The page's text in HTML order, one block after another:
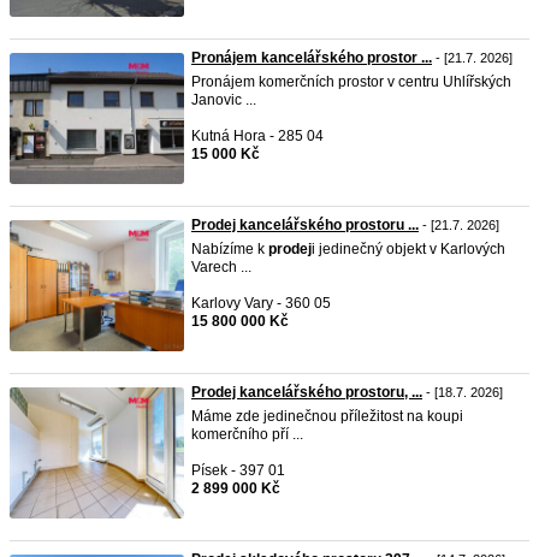
Pronájem kancelářského prostor ... - [21.7. 2026]
Pronájem komerčních prostor v centru Uhlířských
Janovic ...
Kutná Hora - 285 04
15 000 Kč
Prodej kancelářského prostoru ... - [21.7. 2026]
Nabízíme k prodeji jedinečný objekt v Karlových
Varech ...
Karlovy Vary - 360 05
15 800 000 Kč
Prodej kancelářského prostoru, ... - [18.7. 2026]
Máme zde jedinečnou příležitost na koupi
komerčního pří ...
Písek - 397 01
2 899 000 Kč